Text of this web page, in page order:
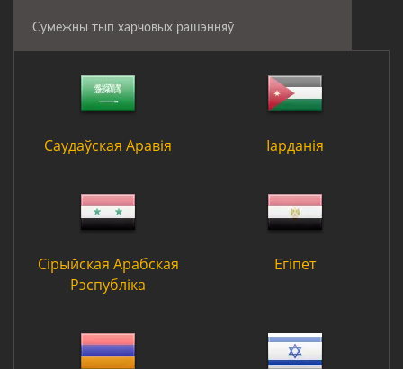
Сумежны тып харчовых рашэнняў
Саудаўская Аравія Іарданія
Сірыйская Арабская
Рэспубліка
Егіпет